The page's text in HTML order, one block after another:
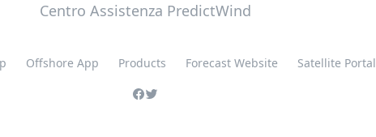
Centro Assistenza PredictWind
Offshore App Products Forecast Website Satellite Portal